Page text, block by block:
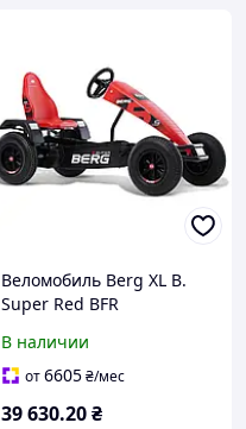
Веломобиль Berg XL B.
Super Red BFR
В наличии
от6605₴/мес
39 630.20₴